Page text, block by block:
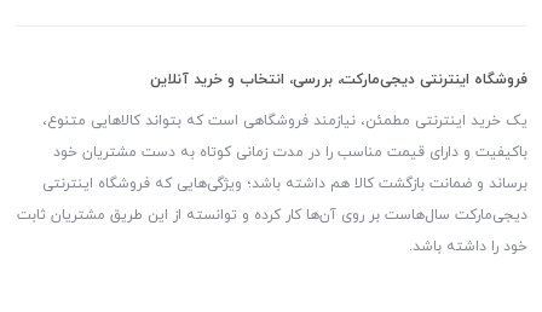
فروشگاه اینترنتی دیجی‌مارکت، بررسی، انتخاب و خرید آنلاین
یک خرید اینترنتی مطمئن، نیازمند فروشگاهی است که بتواند کالاهایی متنوع،
باکیفیت و دارای قیمت مناسب را در مدت زمانی کوتاه به دست مشتریان خود
برساند و ضمانت بازگشت کالا هم داشته باشد؛ ویژگی‌هایی که فروشگاه اینترنتی
دیجی‌مارکت سال‌هاست بر روی آن‌ها کار کرده و توانسته از این طریق مشتریان ثابت
خود را داشته باشد.